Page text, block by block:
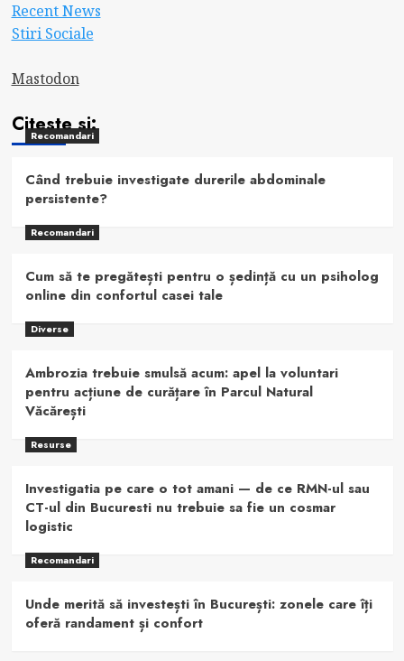
Recent News
Stiri Sociale
Mastodon
Citeste si:
Recomandari
Când trebuie investigate durerile abdominale
persistente?
Recomandari
Cum să te pregătești pentru o ședință cu un psiholog
online din confortul casei tale
Diverse
Ambrozia trebuie smulsă acum: apel la voluntari
pentru acțiune de curățare în Parcul Natural
Văcărești
Resurse
Investigatia pe care o tot amani — de ce RMN-ul sau
CT-ul din Bucuresti nu trebuie sa fie un cosmar
logistic
Recomandari
Unde merită să investești în București: zonele care îți
oferă randament și confort